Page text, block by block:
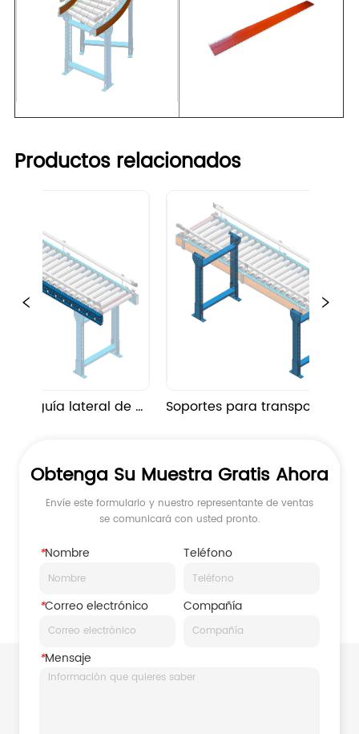
Productos relacionados
guía lateral de Soportes para transportadores
Obtenga Su Muestra Gratis Ahora
Envíe este formulario y nuestro representante de ventas
se comunicará con usted pronto.
*Nombre Teléfono
*Correo electrónico Compañía
*Mensaje